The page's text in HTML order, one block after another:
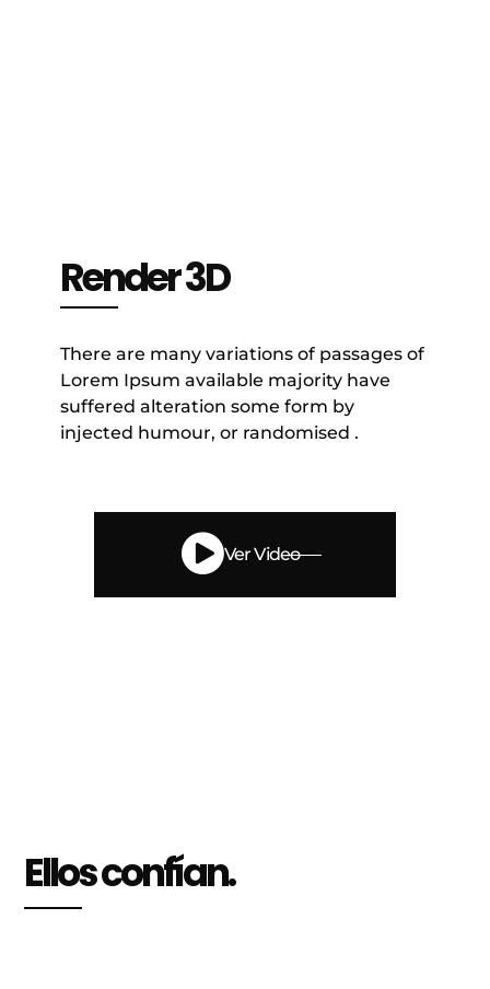
Render 3D
There are many variations of passages of
Lorem Ipsum available majority have
suffered alteration some form by
injected humour, or randomised .
Ver Video
Ellos confían.